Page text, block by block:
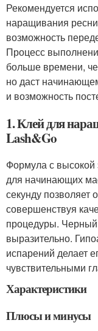
Рекомендуется
наращивания
возможность
Процесс
больше времени,
но даст
и возможность
1. Клей для
Lash&Go
Формула с высокой
для начинающих
секунду позволяет
совершенствуя
процедуры. Черный
выразительно.
испарений делает
чувствительными
Характеристики
Плюсы и минусы